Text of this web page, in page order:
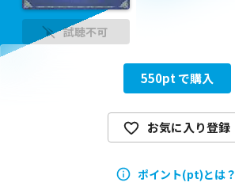
試聴不可
550pt で購入
お気に入り登録
ポイント(pt)とは？